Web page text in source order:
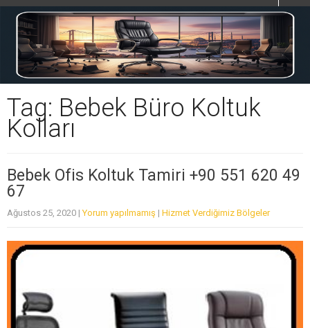
Tag: Bebek Büro Koltuk
Kolları
Bebek Ofis Koltuk Tamiri +90 551 620 49
67
Ağustos 25, 2020 |Yorum yapılmamış | Hizmet Verdiğimiz Bölgeler